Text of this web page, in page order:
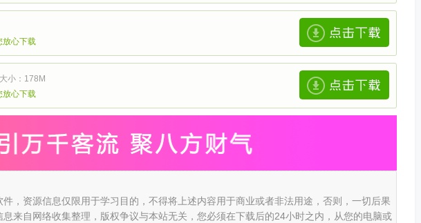
放心下载
大小：178M
放心下载
，资源信息仅限用于学习目的，不得将上述内容用于商业或者非法用途，否则，一切后果
息来自网络收集整理，版权争议与本站无关，您必须在下载后的24小时之内，从您的电脑或